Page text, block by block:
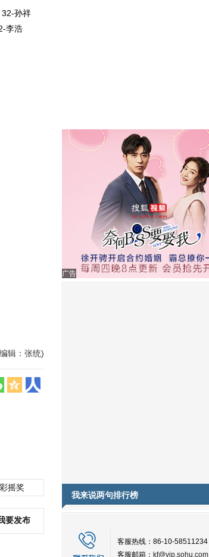
孙祥
李浩
辑：张统)
摇奖
要发布
广告
我来说两句排行榜
客服热线：86-10-58511234
客服邮箱： kf@vip.sohu.com